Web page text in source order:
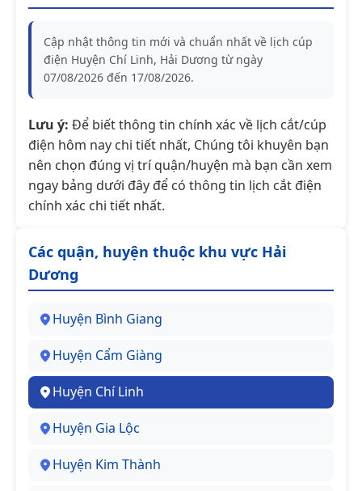
Cập nhật thông tin mới và chuẩn nhất về lịch cúp
điện Huyện Chí Linh, Hải Dương từ ngày
07/08/2026 đến 17/08/2026.
Lưu ý: Để biết thông tin chính xác về lịch cắt/cúp
điện hôm nay chi tiết nhất, Chúng tôi khuyên bạn
nên chọn đúng vị trí quận/huyện mà bạn cần xem
ngay bảng dưới đây để có thông tin lịch cắt điện
chính xác chi tiết nhất.
Các quận, huyện thuộc khu vực Hải
Dương
Huyện Bình Giang
Huyện Cẩm Giàng
Huyện Chí Linh
Huyện Gia Lộc
Huyện Kim Thành